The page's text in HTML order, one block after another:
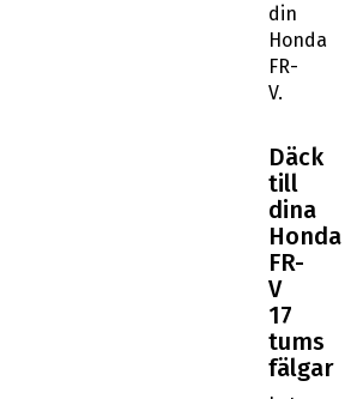
din
Honda
FR-
V.
Däck
till
dina
Honda
FR-
V
17
tums
fälgar